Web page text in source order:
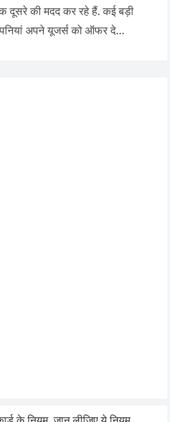
दूसरे की मदद कर रहे हैं. कई बड़ी
अपने यूजर्स को ऑफर दे…